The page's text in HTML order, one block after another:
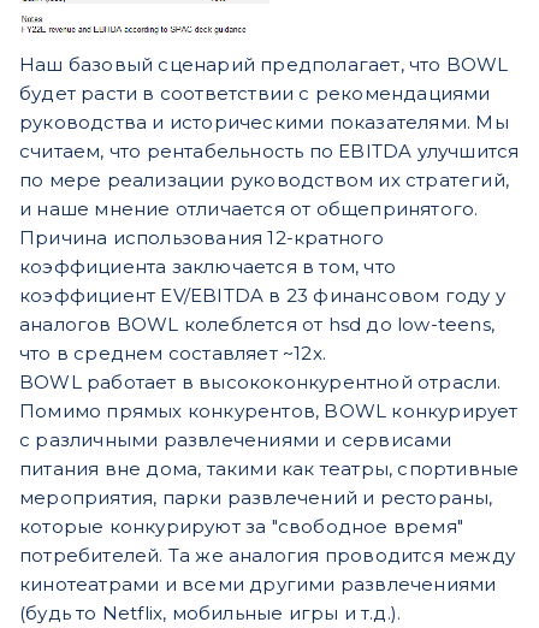
Наш базовый сценарий предполагает, что BOWL
будет расти в соответствии с рекомендациями
руководства и историческими показателями. Мы
считаем, что рентабельность по EBITDA улучшится
по мере реализации руководством их стратегий,
и наше мнение отличается от общепринятого.
Причина использования 12-кратного
коэффициента заключается в том, что
коэффициент EV/EBITDA в 23 финансовом году у
аналогов BOWL колеблется от hsd до low-teens,
что в среднем составляет ~12x.
BOWL работает в высококонкурентной отрасли.
Помимо прямых конкурентов, BOWL конкурирует
с различными развлечениями и сервисами
питания вне дома, такими как театры, спортивные
мероприятия, парки развлечений и рестораны,
которые конкурируют за "свободное время"
потребителей. Та же аналогия проводится между
кинотеатрами и всеми другими развлечениями
(будь то Netflix, мобильные игры и т.д.).